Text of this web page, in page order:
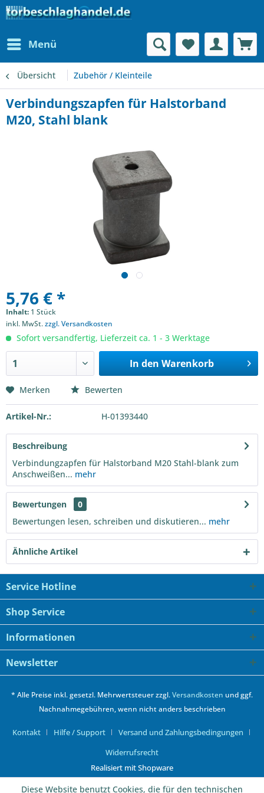
Menü
Übersicht Zubehör / Kleinteile
Verbindungszapfen für Halstorband
M20, Stahl blank
5,76 € *
Inhalt: 1 Stück
inkl. MwSt.zzgl. Versandkosten
Sofort versandfertig, Lieferzeit ca. 1 - 3 Werktage
In den Warenkorb
Merken Bewerten
Artikel-Nr.: H-01393440
Beschreibung
Verbindungzapfen für Halstorband M20 Stahl-blank zum
Anschweißen... mehr
Bewertungen
0
Bewertungen lesen, schreiben und diskutieren... mehr
Ähnliche Artikel
Service Hotline
Shop Service
Informationen
Newsletter
* Alle Preise inkl. gesetzl. Mehrwertsteuer zzgl.Versandkosten und ggf.
Nachnahmegebühren, wenn nicht anders beschrieben
Kontakt Hilfe / Support
Versand und Zahlungsbedingungen
Widerrufsrecht
Realisiert mit Shopware
Diese Website benutzt Cookies, die für den technischen